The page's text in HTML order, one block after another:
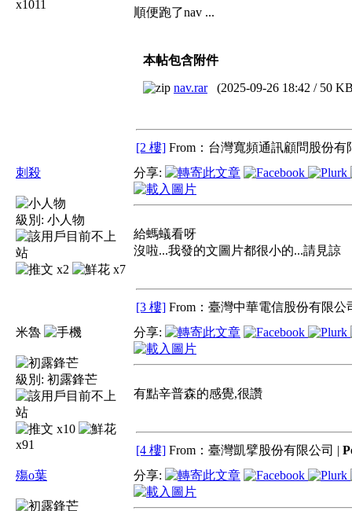
x1011
順便跑了nav ...
本帖包含附件
nav.rar (2025-09-26 18:42 / 50
[2 樓] From：台灣寬頻通訊顧問股份有
刺殺
級別: 小人物
x2 x7
分享:
給螞蟻看呀
沒啦...我發的文圖片都很小的...請見諒
[3 樓] From：臺灣中華電信股份有限公
米魯
級別: 初露鋒芒
x10
x91
分享:
有點辛普森的感覺,很讚
[4 樓] From：臺灣凱擘股份有限公司 |
殤o葉
分享: